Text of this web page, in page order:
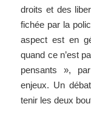
droits et des
fichée par la
aspect est en
quand ce n’est
pensants »,
enjeux. Un
tenir les deux